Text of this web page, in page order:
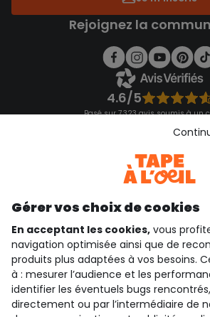
Rejoignez la
4.6/5
Basé sur 7 323 avis soumis à un
Consulter les CGU
qui sommes-nous ?
besoin d'aide ?
le club fidélité
Gérer vos choix de cookies
En acceptant les cookies, vous
navigation optimisée ainsi que de
produits plus adaptées à vos besoins.
à : mesurer l’audience et les
identifier les éventuels bugs
directement ou par l’intermédiaire de